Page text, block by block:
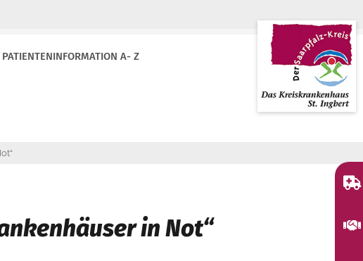
PATIENTENINFORMATION A- Z
in Not“